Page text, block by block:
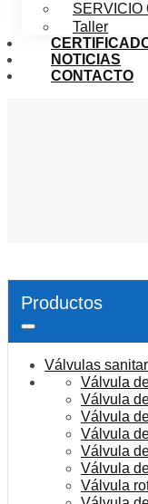
SERVICIO
Taller
NOTICIAS
CONTACTO
Productos
Válvulas
Válvula
Válvula
Válvula
Válvula
Válvula
Válvula
Válvula